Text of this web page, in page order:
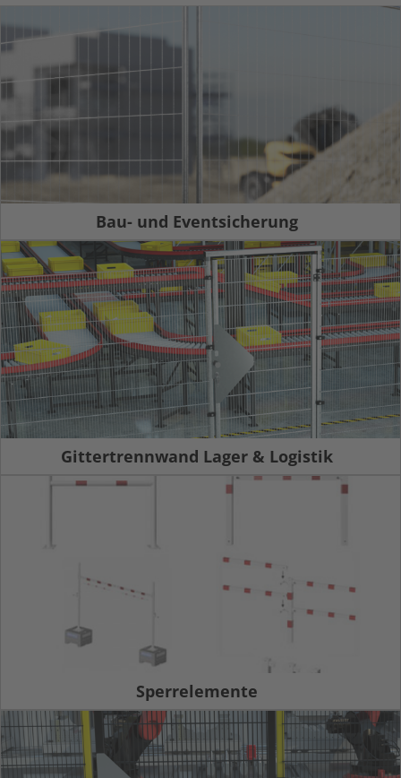
Bau- und Eventsicherung
Gittertrennwand Lager & Logistik
Sperrelemente